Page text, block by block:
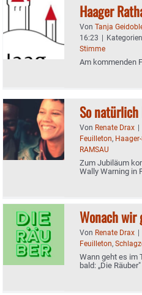
Haager
Von Tanja
16:23 |
Stimme
Am kommenden
So
Von Renate Drax |
Feuilleton,
RAMSAU
Zum Jubiläum
Wally Warning in
Wonach wir
Von Renate Drax |
Feuilleton,
Wann geht es im
bald: „Die